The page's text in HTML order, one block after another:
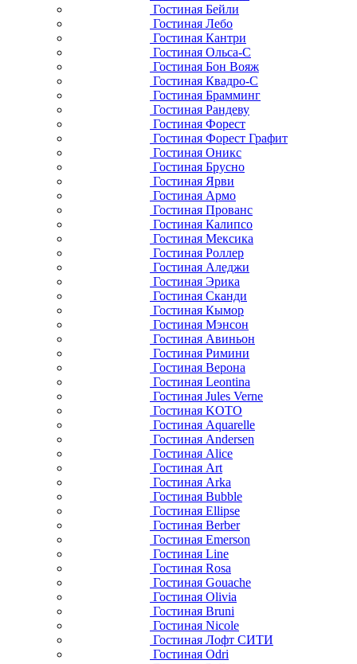
Гостиная Бейли
Гостиная Лебо
Гостиная Кантри
Гостиная Ольса-С
Гостиная Бон Вояж
Гостиная Квадро-С
Гостиная Брамминг
Гостиная Рандеву
Гостиная Форест
Гостиная Форест Графит
Гостиная Оникс
Гостиная Брусно
Гостиная Ярви
Гостиная Армо
Гостиная Прованс
Гостиная Калипсо
Гостиная Мексика
Гостиная Роллер
Гостиная Аледжи
Гостиная Эрика
Гостиная Сканди
Гостиная Кымор
Гостиная Мэнсон
Гостиная Авиньон
Гостиная Римини
Гостиная Верона
Гостиная Leontina
Гостиная Jules Verne
Гостиная KOTO
Гостиная Aquarelle
Гостиная Andersen
Гостиная Alice
Гостиная Art
Гостиная Arka
Гостиная Bubble
Гостиная Ellipse
Гостиная Berber
Гостиная Emerson
Гостиная Line
Гостиная Rosa
Гостиная Gouache
Гостиная Olivia
Гостиная Bruni
Гостиная Nicole
Гостиная Лофт СИТИ
Гостиная Odri